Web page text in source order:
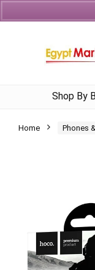
Shop By
Home Phones